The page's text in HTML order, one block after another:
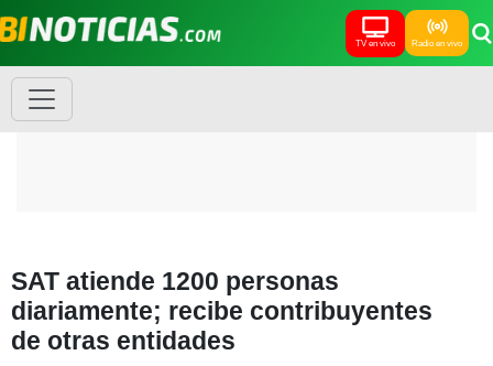
TV en vivo Radio en vivo
SAT atiende 1200 personas
diariamente; recibe contribuyentes
de otras entidades